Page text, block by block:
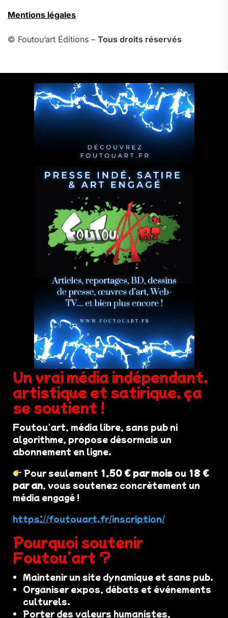
Mentions légales
© Foutou’art Éditions – Tous droits réservés
Un vrai média indépendant,
artistique et satirique, ça
se soutient !
Foutou'art, média libre, sans pub ni
algorithme, propose désormais un
abonnement en ligne.
Pour seulement 1,50 € par mois ou 18 €
par an, vous soutenez concrètement un
média engagé !
https://foutouart.fr/inscription/
Pourquoi soutenir
Foutou’art ?
Maintenir un site dynamique et sans pub.
Organiser expos, débats et événements
culturels.
Porter des valeurs humanistes,